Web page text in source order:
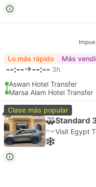
Lo más rápido Más
--:-- --:-- 3h
Aswan Hotel Transfer
Marsa Alam Hotel Transfer
Clase más popular
Standard
Visit Egypt